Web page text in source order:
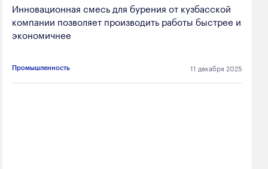
Инновационная смесь для бурения от кузбасской
компании позволяет производить работы быстрее и
экономичнее
Промышленность 11 декабря 2025